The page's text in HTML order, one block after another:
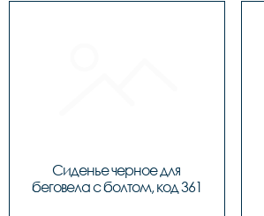
Сиденье черное для
беговела с болтом, код 361